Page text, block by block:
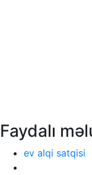
Faydalı
ev alqi satqisi